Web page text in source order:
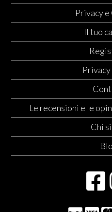
Privacy
Il tuo
Le recensioni e le
Chi